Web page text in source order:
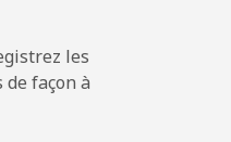
les
façon à